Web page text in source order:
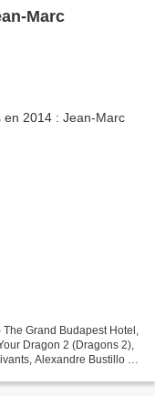
Marc
Grand Budapest Hotel,
Dragon 2 (Dragons 2),
Alexandre Bustillo et